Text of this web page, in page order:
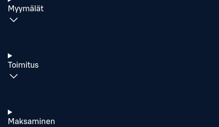
Myymälät
Toimitus
Maksaminen